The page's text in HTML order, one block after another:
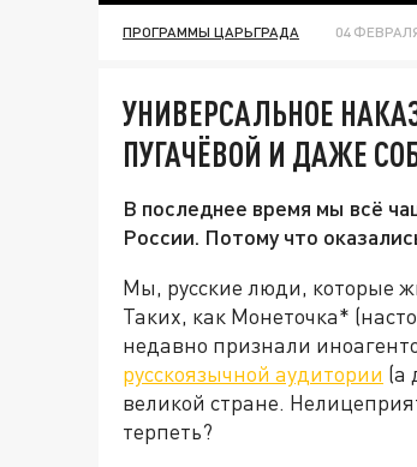
ПРОГРАММЫ ЦАРЬГРАДА 04
УНИВЕРСАЛЬНОЕ
ПУГАЧЁВОЙ И ДАЖЕ
В последнее время мы всё
России. Потому что
Мы, русские люди, которые
Таких, как Монеточка*
недавно признали
русскоязычной аудитории (а
великой стране.
терпеть?